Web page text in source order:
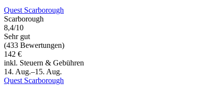
Quest Scarborough
Scarborough
8,4/10
Sehr gut
(433 Bewertungen)
142 €
inkl. Steuern & Gebühren
14. Aug.–15. Aug.
Quest Scarborough